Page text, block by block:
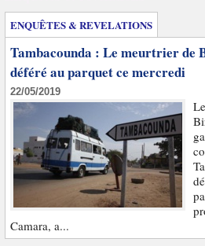
ENQUÊTES & REVELATIONS
Tambacounda : Le meurtrier de
déféré au parquet ce mercredi
22/05/2019
Camara, a...